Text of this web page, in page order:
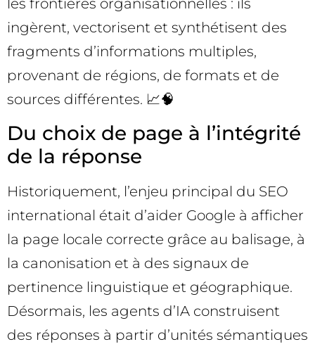
les frontières organisationnelles : ils
ingèrent, vectorisent et synthétisent des
fragments d’informations multiples,
provenant de régions, de formats et de
sources différentes. 📈🧠
Du choix de page à l’intégrité
de la réponse
Historiquement, l’enjeu principal du SEO
international était d’aider Google à afficher
la page locale correcte grâce au balisage, à
la canonisation et à des signaux de
pertinence linguistique et géographique.
Désormais, les agents d’IA construisent
des réponses à partir d’unités sémantiques